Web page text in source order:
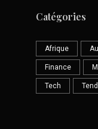
Catégories
Afrique
Finance
Tech